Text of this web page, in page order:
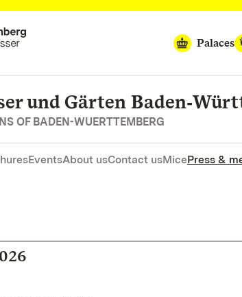
Palaces
und Gärten
OF BADEN-WUERTTEMBERG
EventsAbout usContact usMicePress &